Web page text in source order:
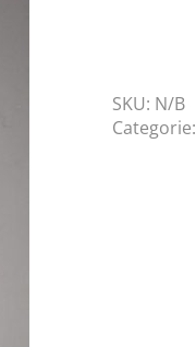
SKU: N/B
Categorie: